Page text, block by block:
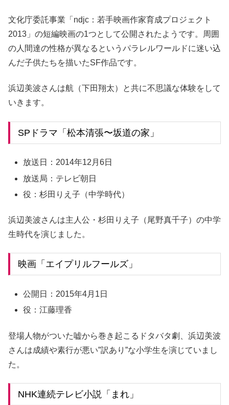
文化庁委託事業「ndjc：若手映画作家育成プロジェクト
2013」の短編映画の1つとして公開されたようです。周囲
の人間達の性格が異なるというパラレルワールドに迷い込
んだ子供たちを描いたSF作品です。
浜辺美波さんは航（下田翔太）と共に不思議な体験をして
いきます。
SPドラマ「松本清張〜坂道の家」
放送日： 2014年12月6日
放送局：テレビ朝日
役：杉田りえ子（中学時代）
浜辺美波さんは主人公・杉田りえ子（尾野真千子）の中学
生時代を演じました。
映画「エイプリルフールズ」
公開日：2015年4月1日
役：江藤理香
登場人物がついた嘘から巻き起こるドタバタ劇、浜辺美波
さんは成績や素行が悪い”訳あり”な小学生を演じていまし
た。
NHK連続テレビ小説「まれ」